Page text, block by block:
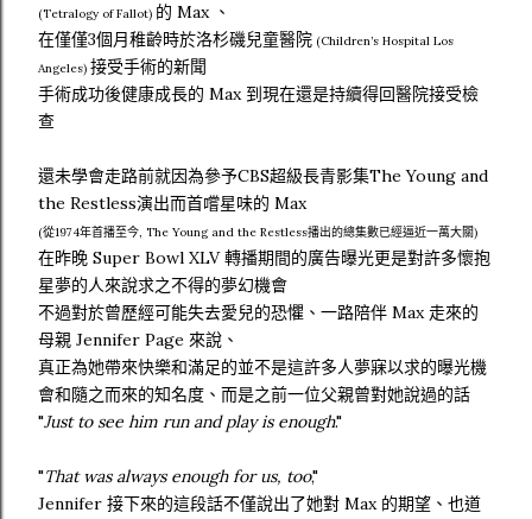
(Tetralogy of Fallot) 的 Max 、
在僅僅3個月稚齡時於洛杉磯兒童醫院 (Children’s Hospital Los
Angeles) 接受手術的新聞
手術成功後健康成長的 Max 到現在還是持續得回醫院接受檢
查
還未學會走路前就因為參予CBS超級長青影集The Young and
the Restless演出而首嚐星味的 Max
(從1974年首播至今, The Young and the Restless播出的總集數已經逼近一萬大關)
在昨晚 Super Bowl XLV 轉播期間的廣告曝光更是對許多懷抱
星夢的人來說求之不得的夢幻機會
不過對於曾歷經可能失去愛兒的恐懼、一路陪伴 Max 走來的
母親 Jennifer Page 來說、
真正為她帶來快樂和滿足的並不是這許多人夢寐以求的曝光機
會和隨之而來的知名度、而是之前一位父親曾對她說過的話
"Just to see him run and play is enough."
"That was always enough for us, too,"
Jennifer 接下來的這段話不僅說出了她對 Max 的期望、也道